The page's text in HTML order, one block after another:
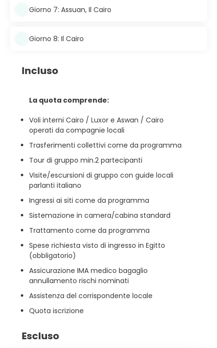
Giorno 7: Assuan, Il Cairo
Giorno 8: Il Cairo
Incluso
La quota comprende:
Voli interni Cairo / Luxor e Aswan / Cairo
operati da compagnie locali
Trasferimenti collettivi come da programma
Tour di gruppo min.2 partecipanti
Visite/escursioni di gruppo con guide locali
parlanti italiano
Ingressi ai siti come da programma
Sistemazione in camera/cabina standard
Trattamento come da programma
Spese richiesta visto di ingresso in Egitto
(obbligatorio)
Assicurazione IMA medico bagaglio
annullamento rischi nominati
Assistenza del corrispondente locale
Quota iscrizione
Escluso